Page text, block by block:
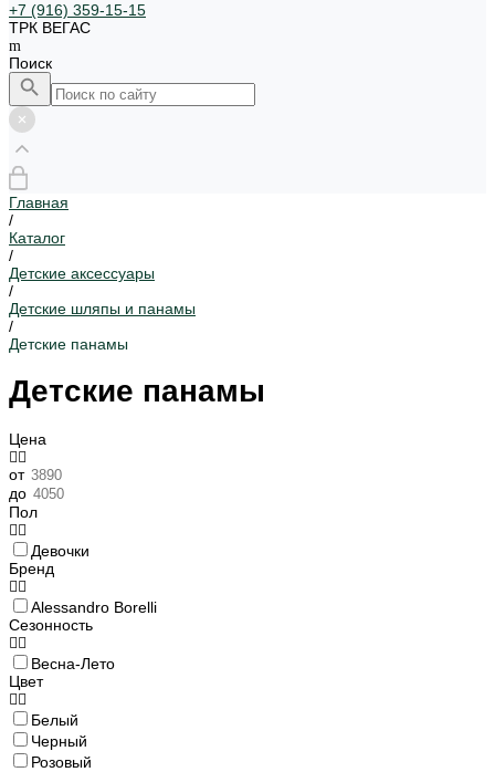
+7 (916) 359-15-15
ТРК ВЕГАС
Поиск
Главная
/
Каталог
/
Детские аксессуары
/
Детские шляпы и панамы
/
Детские панамы
Детские панамы
Цена
от
до
Пол
Девочки
Бренд
Alessandro Borelli
Сезонность
Весна-Лето
Цвет
Белый
Черный
Розовый